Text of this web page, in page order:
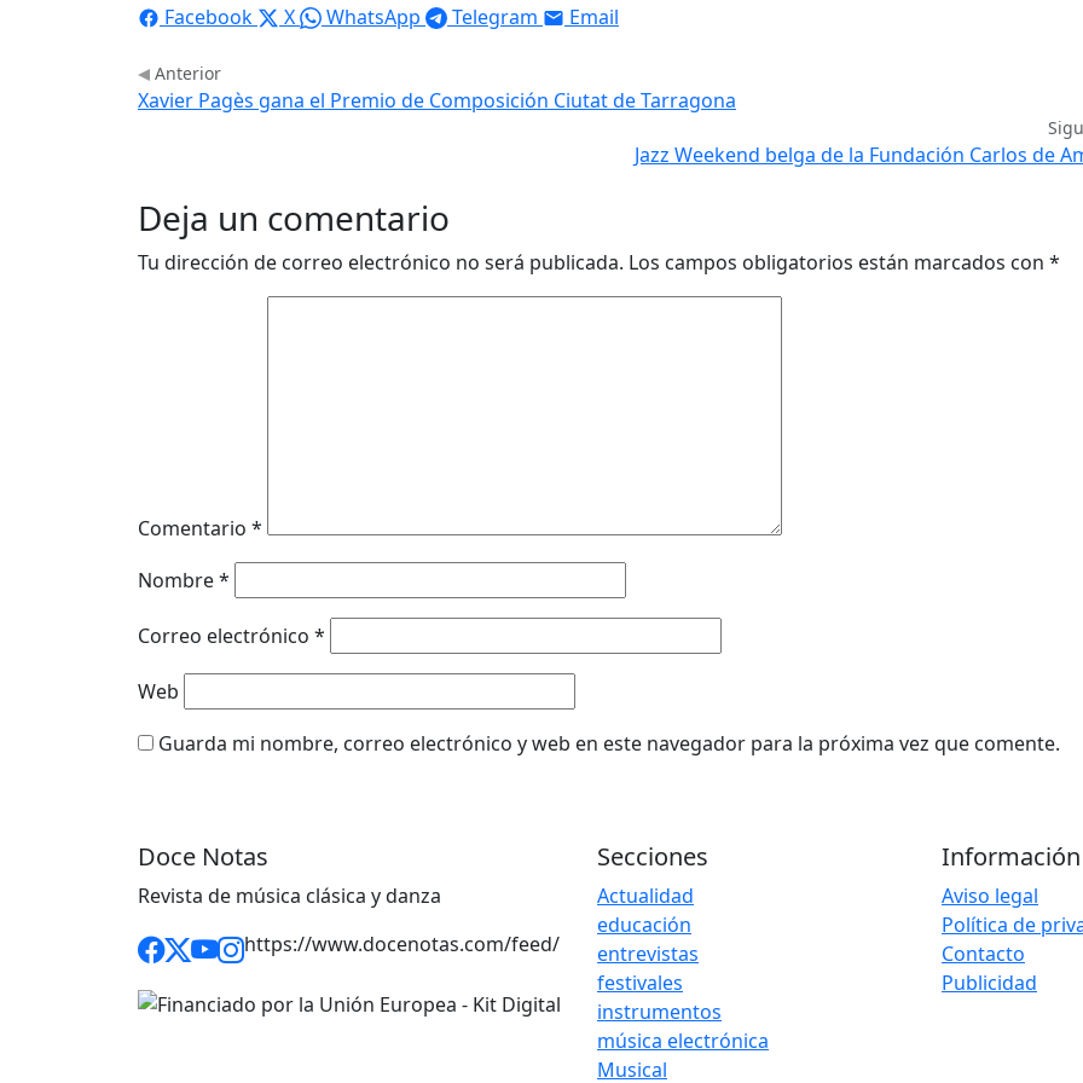
Facebook
X WhatsApp Telegram Email
Anterior
Xavier Pagès gana el Premio de Composición Ciutat de Tarragona
Jazz Weekend belga de la Fundación Carlos de
Deja un comentario
Tu dirección de correo electrónico no será publicada. Los campos obligatorios están marcados con *
Comentario *
Nombre*
Correo electrónico *
Web
Guarda mi nombre, correo electrónico y web en este navegador para la próxima vez que comente.
Doce Notas
Revista de música clásica y danza
https://www.docenotas.com/feed/
Secciones
Actualidad
educación
entrevistas
festivales
instrumentos
música electrónica
Musical
Información
Aviso legal
Política de
Contacto
Publicidad